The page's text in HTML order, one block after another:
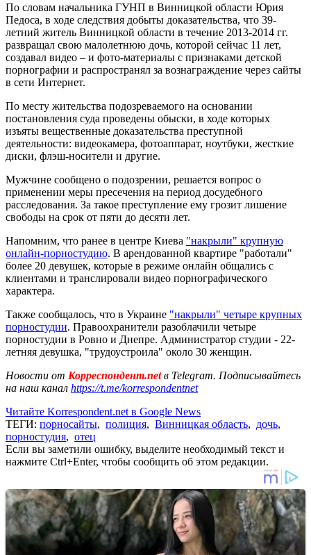
По словам начальника ГУНП в Винницкой области Юрия
Педоса, в ходе следствия добыты доказательства, что 39-
летний житель Винницкой области в течение 2013-2014 гг.
развращал свою малолетнюю дочь, которой сейчас 11 лет,
создавал видео – и фото-материалы с признаками детской
порнографии и распространял за вознаграждение через сайты
в сети Интернет.
По месту жительства подозреваемого на основании
постановления суда проведены обыски, в ходе которых
изъяты вещественные доказательства преступной
деятельности: видеокамера, фотоаппарат, ноутбуки, жесткие
диски, флэш-носители и другие.
Мужчине сообщено о подозрении, решается вопрос о
применении меры пресечения на период досудебного
расследования. За такое преступление ему грозит лишение
свободы на срок от пяти до десяти лет.
Напомним, что ранее в центре Киева "накрыли" крупную
онлайн-порностудию. В арендованной квартире "работали"
более 20 девушек, которые в режиме онлайн общались с
клиентами и транслировали видео порнографического
характера.
Также сообщалось, что в Украине "накрыли" четыре крупных
порностудии. Правоохранители разоблачили четыре
порностудии в Ровно и Днепре. Администратор студии - 22-
летняя девушка, "трудоустроила" около 30 женщин.
Новости от Корреспондент.netв Telegram. Подписывайтесь
на наш канал https://t.me/korrespondentnet
Читайте Korrespondent.net в Google News
ТЕГИ: порносайты, полиция, Винницкая область, дочь,
порностудия, отец
Если вы заметили ошибку, выделите необходимый текст и
нажмите Ctrl+Enter, чтобы сообщить об этом редакции.